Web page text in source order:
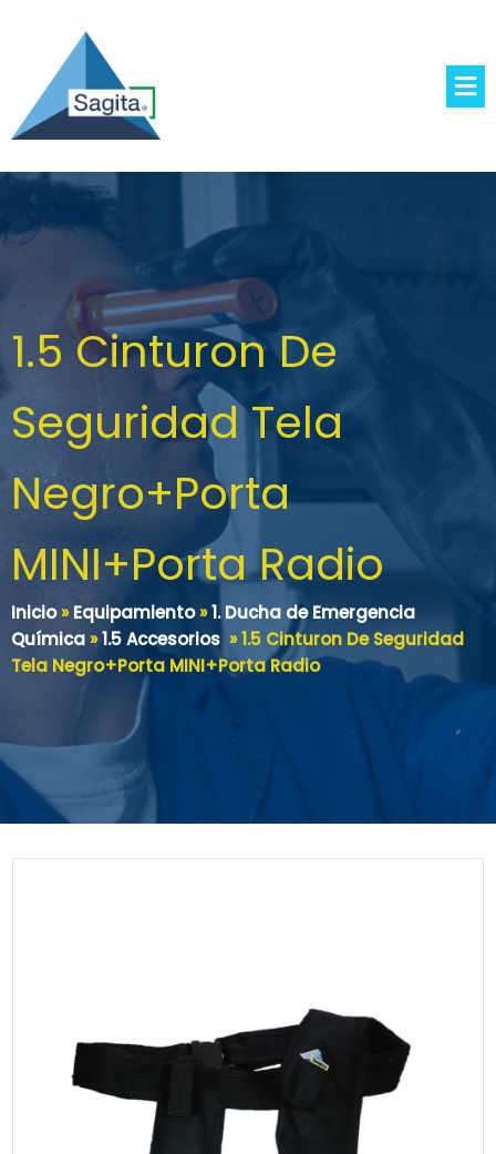
1.5 Cinturon De
Seguridad Tela
Negro+Porta
MINI+Porta Radio
Inicio»Equipamiento»1. Ducha de Emergencia
Química»1.5 Accesorios »1.5 Cinturon De Seguridad
Tela Negro+Porta MINI+Porta Radio